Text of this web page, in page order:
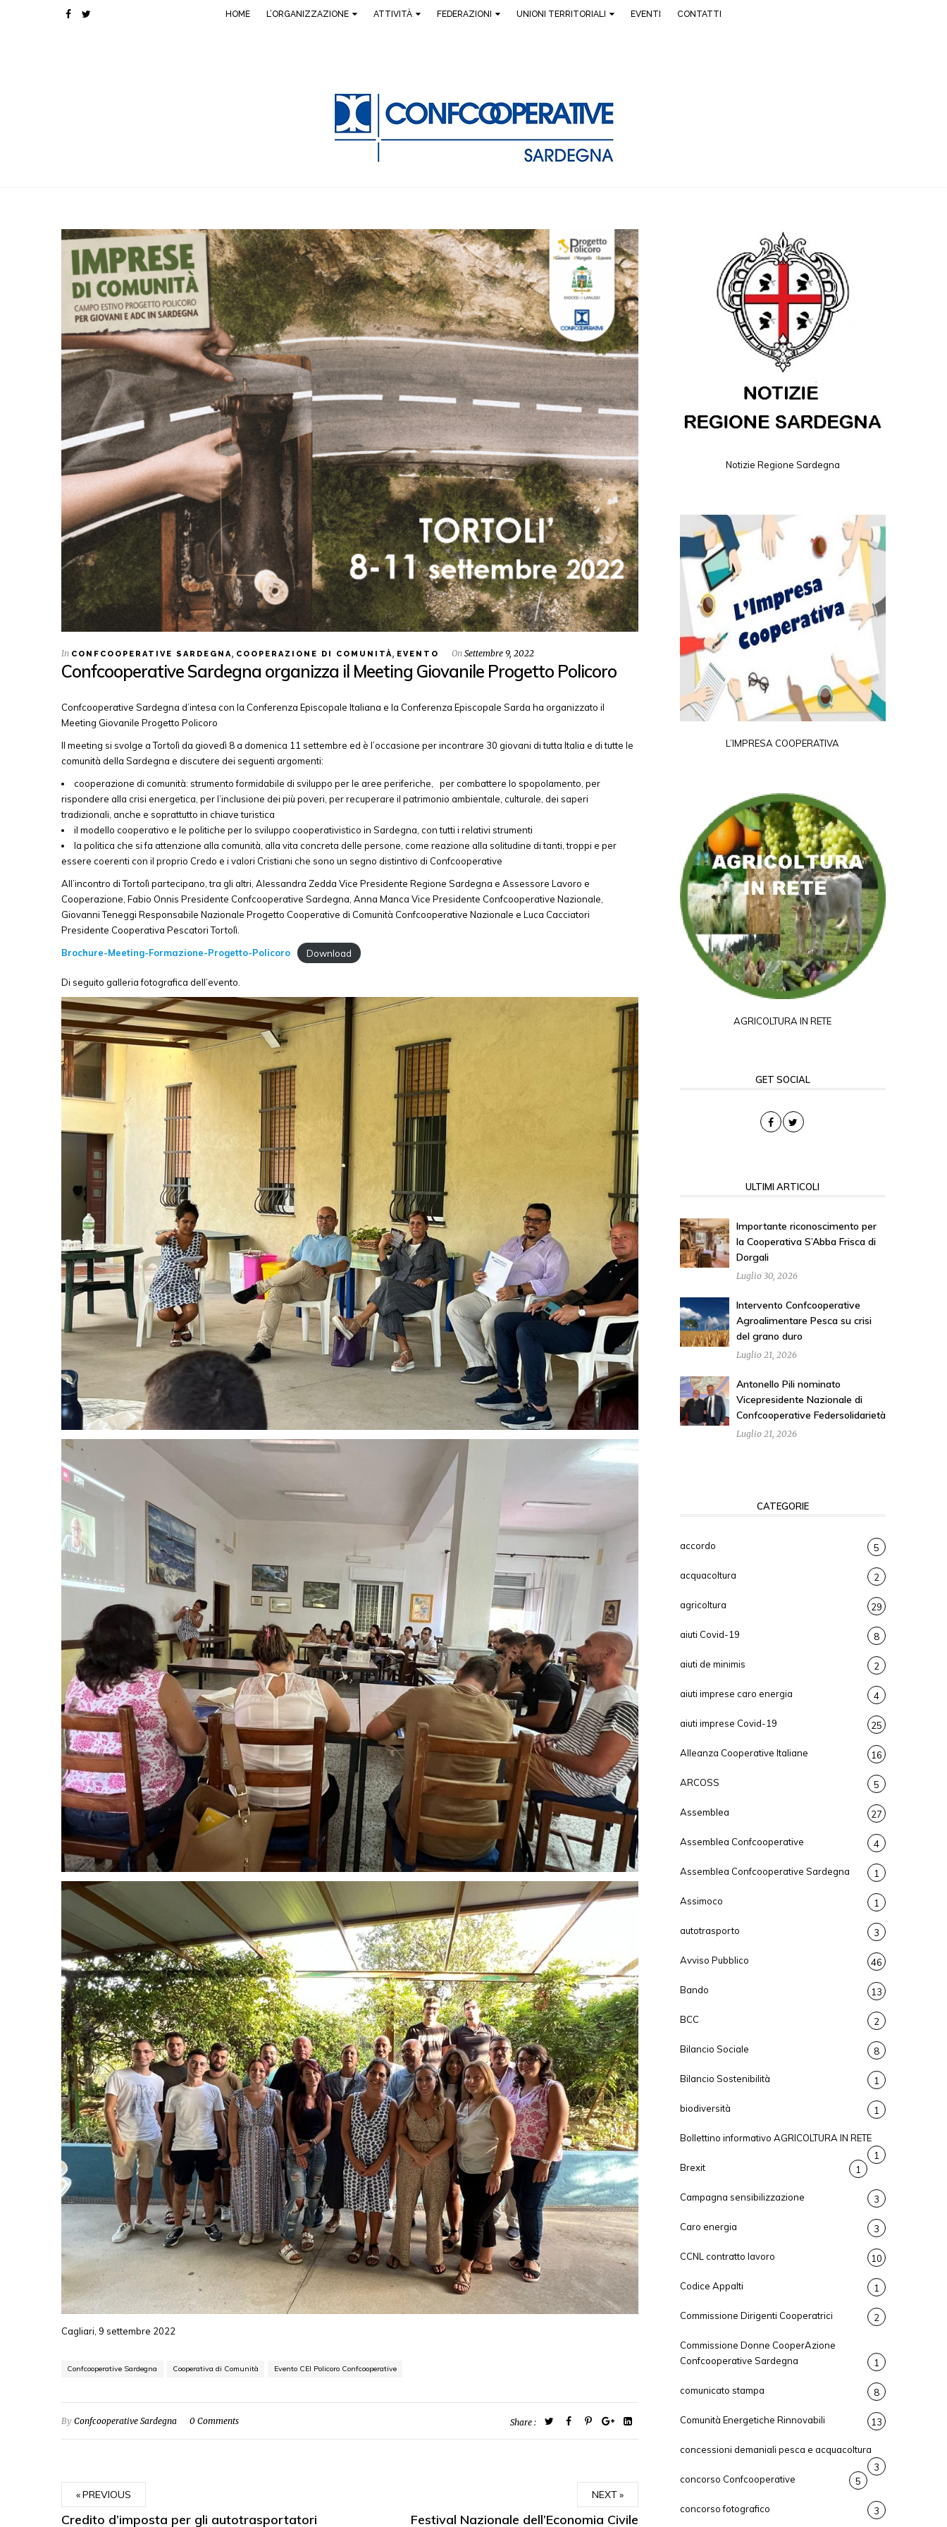
HOME L’ORGANIZZAZIONE ATTIVITÀ FEDERAZIONI UNIONI TERRITORIALI EVENTI CONTATTI
In CONFCOOPERATIVE SARDEGNA, COOPERAZIONE DI COMUNITÀ, EVENTO On Settembre 9, 2022
Confcooperative Sardegna organizza il Meeting Giovanile Progetto Policoro
Confcooperative Sardegna d’intesa con la Conferenza Episcopale Italiana e la Conferenza Episcopale Sarda ha organizzato il
Meeting Giovanile Progetto Policoro
Il meeting si svolge a Tortolì da giovedì 8 a domenica 11 settembre ed è l’occasione per incontrare 30 giovani di tutta Italia e di tutte le
comunità della Sardegna e discutere dei seguenti argomenti:
cooperazione di comunità: strumento formidabile di sviluppo per le aree periferiche, per combattere lo spopolamento, per
rispondere alla crisi energetica, per l’inclusione dei più poveri, per recuperare il patrimonio ambientale, culturale, dei saperi
tradizionali, anche e soprattutto in chiave turistica
il modello cooperativo e le politiche per lo sviluppo cooperativistico in Sardegna, con tutti i relativi strumenti
la politica che si fa attenzione alla comunità, alla vita concreta delle persone, come reazione alla solitudine di tanti, troppi e per
essere coerenti con il proprio Credo e i valori Cristiani che sono un segno distintivo di Confcooperative
All’incontro di Tortolì partecipano, tra gli altri, Alessandra Zedda Vice Presidente Regione Sardegna e Assessore Lavoro e
Cooperazione, Fabio Onnis Presidente Confcooperative Sardegna, Anna Manca Vice Presidente Confcooperative Nazionale,
Giovanni Teneggi Responsabile Nazionale Progetto Cooperative di Comunità Confcooperative Nazionale e Luca Cacciatori
Presidente Cooperativa Pescatori Tortolì.
Brochure-Meeting-Formazione-Progetto-Policoro
Download
Di seguito galleria fotografica dell’evento.
Cagliari, 9 settembre 2022
Confcooperative Sardegna Cooperativa di Comunità Evento CEI Policoro Confcooperative
By Confcooperative Sardegna 0 Comments Share :
PREVIOUS
Credito d’imposta per gli autotrasportatori
NEXT
Festival Nazionale dell’Economia Civile
Notizie Regione Sardegna
L’IMPRESA COOPERATIVA
AGRICOLTURA IN RETE
GET SOCIAL
ULTIMI ARTICOLI
Importante riconoscimento per
la Cooperativa S’Abba Frisca di
Dorgali
Luglio 30, 2026
Intervento Confcooperative
Agroalimentare Pesca su crisi
del grano duro
Luglio 21, 2026
Antonello Pili nominato
Vicepresidente Nazionale di
Confcooperative Federsolidarietà
Luglio 21, 2026
CATEGORIE
accordo 5
acquacoltura 2
agricoltura 29
aiuti Covid-19 8
aiuti de minimis 2
aiuti imprese caro energia 4
aiuti imprese Covid-19 25
Alleanza Cooperative Italiane 16
ARCOSS 5
Assemblea 27
Assemblea Confcooperative 4
Assemblea Confcooperative Sardegna 1
Assimoco 1
autotrasporto 3
Avviso Pubblico 46
Bando 13
BCC 2
Bilancio Sociale 8
Bilancio Sostenibilità 1
biodiversità 1
Bollettino informativo AGRICOLTURA IN RETE
1
Brexit
1
Campagna sensibilizzazione 3
Caro energia 3
CCNL contratto lavoro 10
Codice Appalti 1
Commissione Dirigenti Cooperatrici 2
Commissione Donne CooperAzione
Confcooperative Sardegna
1
comunicato stampa 8
Comunità Energetiche Rinnovabili 13
concessioni demaniali pesca e acquacoltura
3
concorso Confcooperative
5
concorso fotografico 3